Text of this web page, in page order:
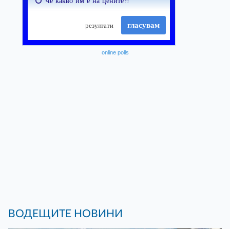
online polls
ВОДЕЩИТЕ НОВИНИ